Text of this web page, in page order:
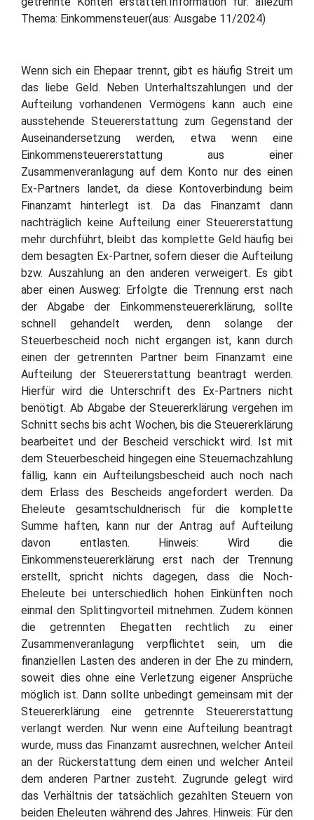
Thema: Einkommensteuer(aus: Ausgabe 11/2024)
Wenn sich ein Ehepaar trennt, gibt es häufig Streit um
das liebe Geld. Neben Unterhaltszahlungen und der
Aufteilung vorhandenen Vermögens kann auch eine
ausstehende Steuererstattung zum Gegenstand der
Auseinandersetzung werden, etwa wenn eine
Einkommensteuererstattung aus einer
Zusammenveranlagung auf dem Konto nur des einen
Ex-Partners landet, da diese Kontoverbindung beim
Finanzamt hinterlegt ist. Da das Finanzamt dann
nachträglich keine Aufteilung einer Steuererstattung
mehr durchführt, bleibt das komplette Geld häufig bei
dem besagten Ex-Partner, sofern dieser die Aufteilung
bzw. Auszahlung an den anderen verweigert. Es gibt
aber einen Ausweg: Erfolgte die Trennung erst nach
der Abgabe der Einkommensteuererklärung, sollte
schnell gehandelt werden, denn solange der
Steuerbescheid noch nicht ergangen ist, kann durch
einen der getrennten Partner beim Finanzamt eine
Aufteilung der Steuererstattung beantragt werden.
Hierfür wird die Unterschrift des Ex-Partners nicht
benötigt. Ab Abgabe der Steuererklärung vergehen im
Schnitt sechs bis acht Wochen, bis die Steuererklärung
bearbeitet und der Bescheid verschickt wird. Ist mit
dem Steuerbescheid hingegen eine Steuernachzahlung
fällig, kann ein Aufteilungsbescheid auch noch nach
dem Erlass des Bescheids angefordert werden. Da
Eheleute gesamtschuldnerisch für die komplette
Summe haften, kann nur der Antrag auf Aufteilung
davon entlasten. Hinweis: Wird die
Einkommensteuererklärung erst nach der Trennung
erstellt, spricht nichts dagegen, dass die Noch-
Eheleute bei unterschiedlich hohen Einkünften noch
einmal den Splittingvorteil mitnehmen. Zudem können
die getrennten Ehegatten rechtlich zu einer
Zusammenveranlagung verpflichtet sein, um die
finanziellen Lasten des anderen in der Ehe zu mindern,
soweit dies ohne eine Verletzung eigener Ansprüche
möglich ist. Dann sollte unbedingt gemeinsam mit der
Steuererklärung eine getrennte Steuererstattung
verlangt werden. Nur wenn eine Aufteilung beantragt
wurde, muss das Finanzamt ausrechnen, welcher Anteil
an der Rückerstattung dem einen und welcher Anteil
dem anderen Partner zusteht. Zugrunde gelegt wird
das Verhältnis der tatsächlich gezahlten Steuern von
beiden Eheleuten während des Jahres. Hinweis: Für den